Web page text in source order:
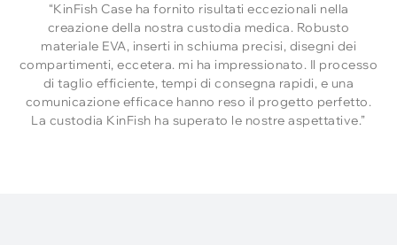
“KinFish Case ha fornito risultati eccezionali nella
creazione della nostra custodia medica. Robusto
materiale EVA, inserti in schiuma precisi, disegni dei
compartimenti, eccetera. mi ha impressionato. Il processo
di taglio efficiente, tempi di consegna rapidi, e una
comunicazione efficace hanno reso il progetto perfetto.
La custodia KinFish ha superato le nostre aspettative.”